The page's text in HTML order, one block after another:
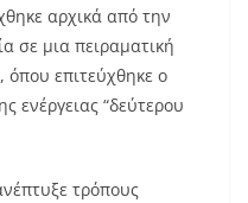
αρχικά από την
σε μια πειραματική
όπου επιτεύχθηκε ο
ενέργειας “δεύτερου
τρόπους